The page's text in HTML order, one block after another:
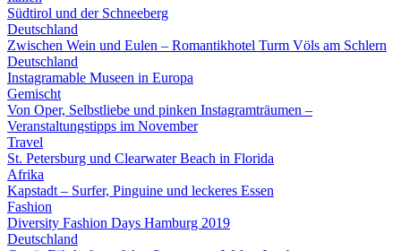
Südtirol und der Schneeberg
Deutschland
Zwischen Wein und Eulen – Romantikhotel Turm Völs am Schlern
Deutschland
Instagramable Museen in Europa
Gemischt
Von Oper, Selbstliebe und pinken Instagramträumen –
Veranstaltungstipps im November
Travel
St. Petersburg und Clearwater Beach in Florida
Afrika
Kapstadt – Surfer, Pinguine und leckeres Essen
Fashion
Diversity Fashion Days Hamburg 2019
Deutschland